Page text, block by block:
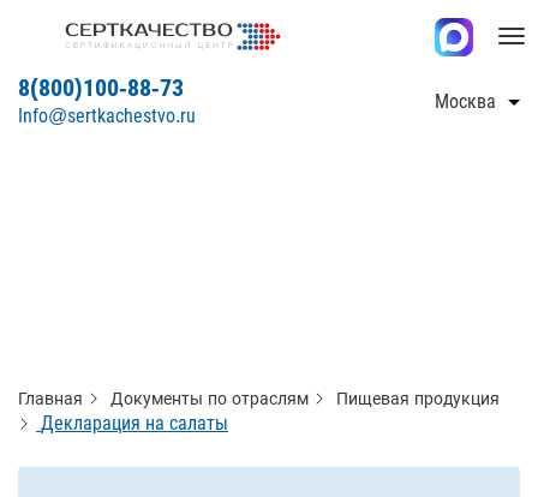
8(800)100-88-73
Info@sertkachestvo.ru
Москва
Главная Документы по отраслям Пищевая продукция
Декларация на салаты